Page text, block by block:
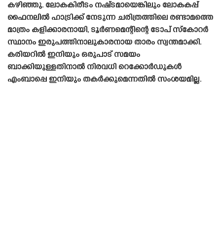
കഴിഞ്ഞു. ലോകകിരീടം നഷ്‌ടമായെങ്കിലും ലോകകപ്പ്
ഫൈനലിൽ ഹാട്രിക്ക് നേടുന്ന ചരിത്രത്തിലെ രണ്ടാമത്തെ
മാത്രം കളിക്കാരനായി, ടൂർണമെന്റിന്റെ ടോപ് സ്‌കോറർ
സ്ഥാനം ഇരുപത്തിനാലുകാരനായ താരം സ്വന്തമാക്കി.
കരിയറിൽ ഇനിയും ഒരുപാട് സമയം
ബാക്കിയുള്ളതിനാൽ നിരവധി റെക്കോർഡുകൾ
എംബാപ്പെ ഇനിയും തകർക്കുമെന്നതിൽ സംശയമില്ല.